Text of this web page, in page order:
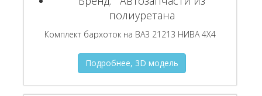
полиуретана
Комплект бархоток на ВАЗ 21213 НИВА 4Х4
Подробнее, 3D модель